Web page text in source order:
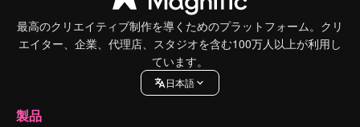
最高のクリエイティブ制作を導くためのプラットフォーム。クリ
エイター、企業、代理店、スタジオを含む100万人以上が利用し
ています。
日本語
製品